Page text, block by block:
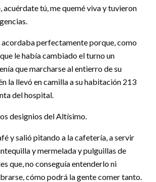
acuérdate tú, me quemé viva y tuvieron
acordaba perfectamente porque, como
le había cambiado el turno un
que marcharse al entierro de su
la llevó en camilla a su habitación 213
del hospital.
designios del Altísimo.
y salió pitando a la cafetería, a servir
y mermelada y pulguillas de
que, no conseguía entenderlo ni
cómo podrá la gente comer tanto.